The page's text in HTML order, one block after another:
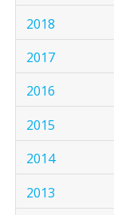
2018
2017
2016
2015
2014
2013